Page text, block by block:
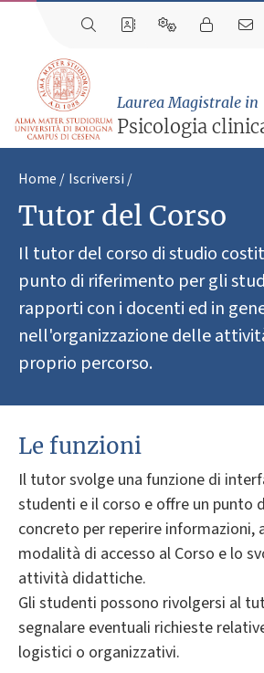
Laurea Magistrale in
Psicologia
Home Iscriversi
Tutor del Corso
Il tutor del corso di studio
punto di riferimento per gli
rapporti con i docenti ed in
nell'organizzazione delle
proprio percorso.
Le funzioni
Il tutor svolge una funzione di
studenti e il corso e offre un punto
concreto per reperire informazioni,
modalità di accesso al Corso e lo
attività didattiche.
Gli studenti possono rivolgersi al
segnalare eventuali richieste
logistici o organizzativi.